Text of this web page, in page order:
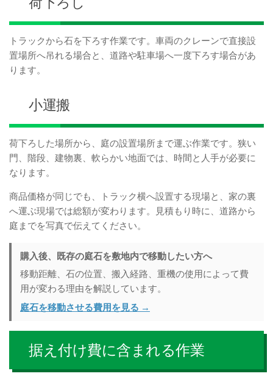
トラックから石を下ろす作業です。車両のクレーンで直接設
置場所へ吊れる場合と、道路や駐車場へ一度下ろす場合があ
ります。
小運搬
荷下ろした場所から、庭の設置場所まで運ぶ作業です。狭い
門、階段、建物裏、軟らかい地面では、時間と人手が必要に
なります。
商品価格が同じでも、トラック横へ設置する現場と、家の裏
へ運ぶ現場では総額が変わります。見積もり時に、道路から
庭までを写真で伝えてください。
購入後、既存の庭石を敷地内で移動したい方へ
移動距離、石の位置、搬入経路、重機の使用によって費
用が変わる理由を解説しています。
庭石を移動させる費用を見る →
据え付け費に含まれる作業